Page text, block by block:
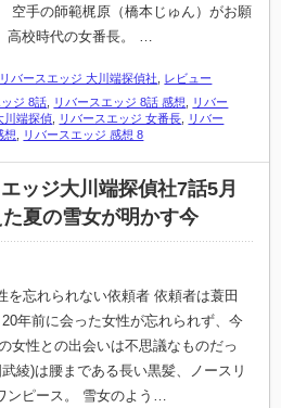
空手の師範梶原（橋本じゅん）がお願
高校時代の女番長。 …
リバースエッジ 大川端探偵社
レビュー
ジ 8話
リバースエッジ 8話 感想
リバー
川端探偵
リバースエッジ 女番長
リバー
想
リバースエッジ 感想 8
ッジ大川端探偵社7話5月
夏の雪女が明かす今
を忘れられない依頼者 依頼者は蓑田
年前に会った女性が忘れられず、今
女性との出会いは不思議なものだっ
綾)は腰まである長い黒髪、ノースリ
ンピース。 雪女のよう…